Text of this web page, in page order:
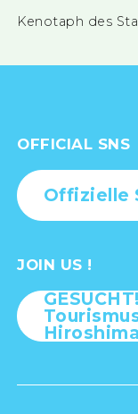
Kenotaph des
OFFICIAL SNS
Offizielle
JOIN US !
GESUCHT!